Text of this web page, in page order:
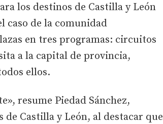
los destinos de Castilla y León
caso de la comunidad
en tres programas: circuitos
a la capital de provincia,
ellos.
resume Piedad Sánchez,
Castilla y León, al destacar que